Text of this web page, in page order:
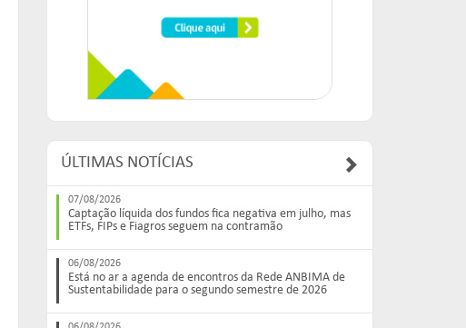
ÚLTIMAS NOTÍCIAS
07/08/2026
Captação líquida dos fundos fica negativa em julho, mas
ETFs, FIPs e Fiagros seguem na contramão
06/08/2026
Está no ar a agenda de encontros da Rede ANBIMA de
Sustentabilidade para o segundo semestre de 2026